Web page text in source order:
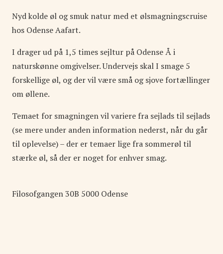
Nyd kolde øl og smuk natur med et ølsmagningscruise
hos Odense Aafart.
I drager ud på 1,5 times sejltur på Odense Å i
naturskønne omgivelser. Undervejs skal I smage 5
forskellige øl, og der vil være små og sjove fortællinger
om øllene.
Temaet for smagningen vil variere fra sejlads til sejlads
(se mere under anden information nederst, når du går
til oplevelse) – der er temaer lige fra sommerøl til
stærke øl, så der er noget for enhver smag.
Filosofgangen30B 5000 Odense